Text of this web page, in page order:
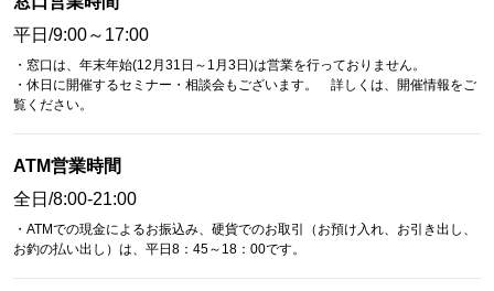
平日/9:00～17:00
・窓口は、年末年始(12月31日～1月3日)は営業を行っておりません。
・休日に開催するセミナー・相談会もございます。 詳しくは、開催情報をご
覧ください。
ATM営業時間
全日/8:00-21:00
・ATMでの現金によるお振込み、硬貨でのお取引（お預け入れ、お引き出し、
お釣の払い出し）は、平日8：45～18：00です。